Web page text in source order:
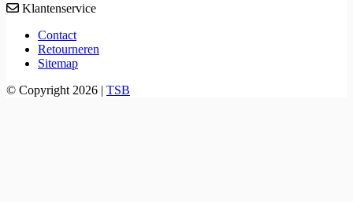
Klantenservice
Contact
Retourneren
Sitemap
© Copyright 2026 | TSB